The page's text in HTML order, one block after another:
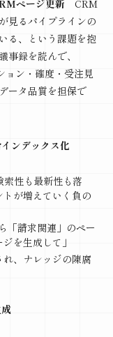
ページ更新 CRM
見るパイプラインの
る、という課題を抱
録を読んで、
ン・確度・受注見
ータ品質を担保で
ンデックス化
性も最新性も落
が増えていく負の
「請求関連」のペー
を生成して」
、ナレッジの陳腐